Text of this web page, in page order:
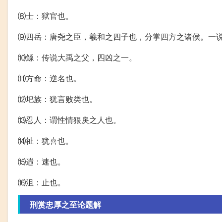
⑻士：狱官也。
⑼四岳：唐尧之臣，羲和之四子也，分掌四方之诸侯。一说
⑽鲧：传说大禹之父，四凶之一。
⑾方命：逆名也。
⑿圯族：犹言败类也。
⒀忍人：谓性情狠戾之人也。
⒁祉：犹喜也。
⒂遄：速也。
⒃沮：止也。
刑赏忠厚之至论题解